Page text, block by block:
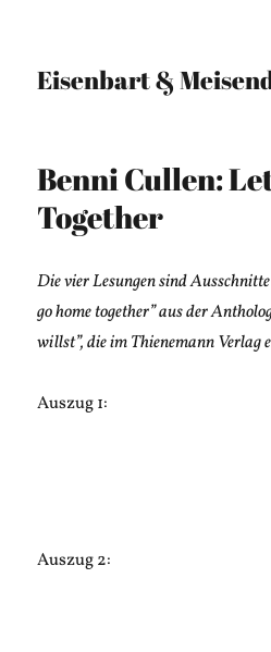
Eisenbart &
Benni Cullen:
Together
Die vier Lesungen sind
go home together” aus der
willst”, die im Thienemann Verlag
Auszug 1:
Auszug 2: